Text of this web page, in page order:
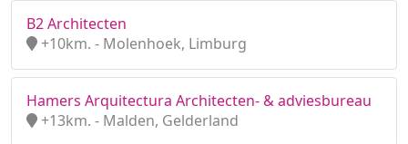
B2 Architecten
+10km. - Molenhoek, Limburg
Hamers Arquitectura Architecten- & adviesbureau
+13km. - Malden, Gelderland